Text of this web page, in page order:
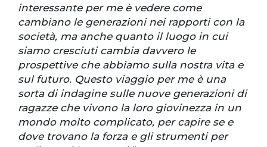
interessante per me è vedere come
cambiano le generazioni nei rapporti con la
società, ma anche quanto il luogo in cui
siamo cresciuti cambia davvero le
prospettive che abbiamo sulla nostra vita e
sul futuro. Questo viaggio per me è una
sorta di indagine sulle nuove generazioni di
ragazze che vivono la loro giovinezza in un
mondo molto complicato, per capire se e
dove trovano la forza e gli strumenti per